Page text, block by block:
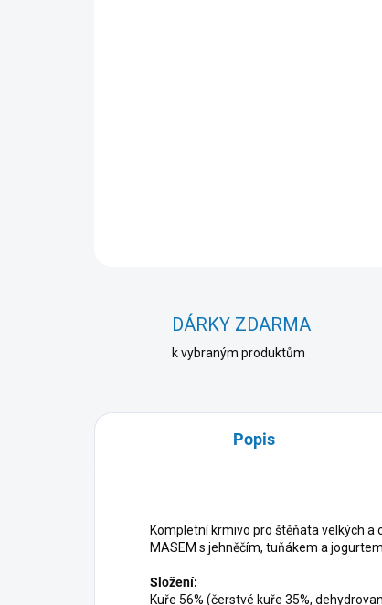
DÁRKY ZDARMA
k vybraným produktům
Popis
Kompletní krmivo pro štěňata velkých a
MASEM s jehněčím, tuňákem a jogurtem
Složení:
Kuře 56% (čerstvé kuře 35%,